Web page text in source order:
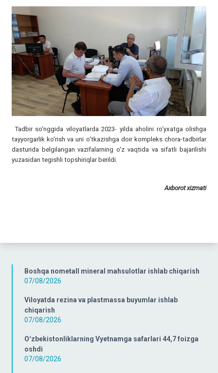
Boshqa nometall mineral mahsulotlar ishlab chiqarish
07/08/2026
Viloyatda rezina va plastmassa buyumlar ishlab
chiqarish
07/08/2026
Oʻzbekistonliklarning Vyetnamga safarlari 44,7 foizga
oshdi
07/08/2026
Tadbir so‘nggida viloyatlarda 2023- yilda aholini ro‘yxatga olishga
tayyorgarlik ko‘rish va uni o‘tkazishga doir kompleks chora-tadbirlar
dasturida belgilangan vazifalarning o‘z vaqtida va sifatli bajarilishi
yuzasidan tegishli topshiriqlar berildi.
Axborot xizmati